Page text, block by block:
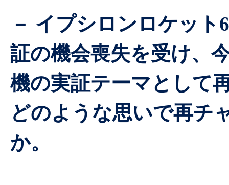
－ イプシロンロケッ
証の機会喪失を受け、
機の実証テーマとして
どのような思いで再チ
か。